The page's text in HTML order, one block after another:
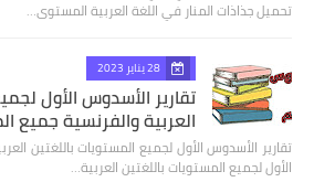
تحميل جذاذات المنار في اللغة العربية المستوى…
28 يناير 2023
تقارير الأسدوس الأول
العربية والفرنسية جميع
تقارير الأسدوس الأول لجميع المستويات باللغتين
الأول لجميع المستويات باللغتين العربية…